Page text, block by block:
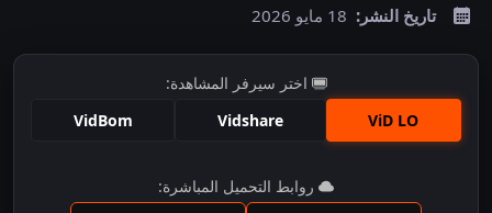
تاريخ النشر: 18 مايو 2026
اختر سيرفر المشاهدة:
ViD LO
Vidshare
VidBom
اضغط للمشاهدة
روابط التحميل المباشرة: